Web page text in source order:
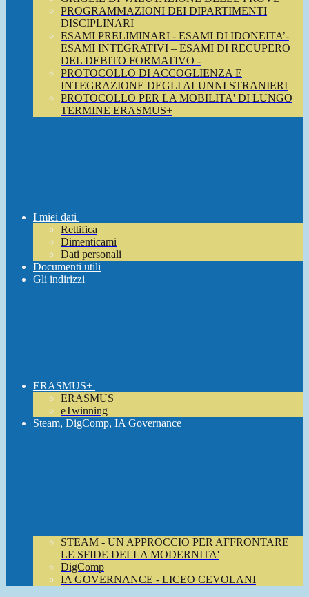
PROGRAMMAZIONI DEI DIPARTIMENTI
DISCIPLINARI
ESAMI PRELIMINARI - ESAMI DI IDONEITA’-
ESAMI INTEGRATIVI – ESAMI DI RECUPERO
DEL DEBITO FORMATIVO -
PROTOCOLLO DI ACCOGLIENZA E
INTEGRAZIONE DEGLI ALUNNI STRANIERI
PROTOCOLLO PER LA MOBILITA' DI LUNGO
TERMINE ERASMUS+
I miei dati
Rettifica
Dimenticami
Dati personali
Documenti utili
Gli indirizzi
ERASMUS+
ERASMUS+
eTwinning
Steam, DigComp, IA Governance
STEAM - UN APPROCCIO PER AFFRONTARE
LE SFIDE DELLA MODERNITA'
DigComp
IA GOVERNANCE - LICEO CEVOLANI